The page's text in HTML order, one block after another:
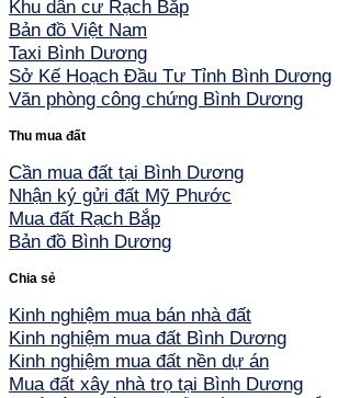
Khu dân cư Rạch Bắp
Bản đồ Việt Nam
Taxi Bình Dương
Sở Kế Hoạch Đầu Tư Tỉnh Bình Dương
Văn phòng công chứng Bình Dương
Thu mua đất
Cần mua đất tại Bình Dương
Nhận ký gửi đất Mỹ Phước
Mua đất Rạch Bắp
Bản đồ Bình Dương
Chia sẻ
Kinh nghiệm mua bán nhà đất
Kinh nghiệm mua đất Bình Dương
Kinh nghiệm mua đất nền dự án
Mua đất xây nhà trọ tại Bình Dương